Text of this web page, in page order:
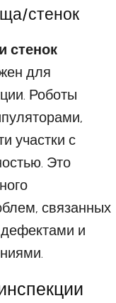
стенок
стенок
для
Роботы
участки с
Это
связанных
и